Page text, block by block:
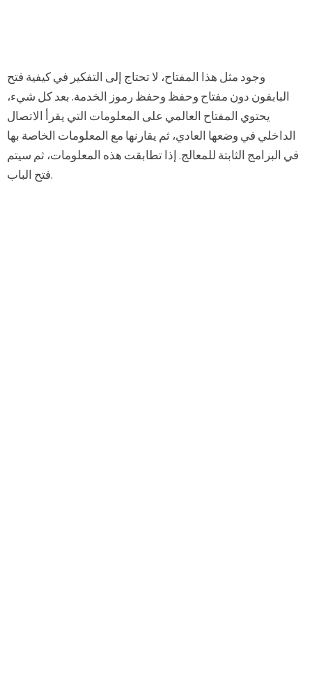
وجود مثل هذا المفتاح، لا تحتاج إلى التفكير في كيفية فتح
البابفون دون مفتاح وحفظ وحفظ رموز الخدمة. بعد كل شيء،
يحتوي المفتاح العالمي على المعلومات التي يقرأ الاتصال
الداخلي في وضعها العادي، ثم يقارنها مع المعلومات الخاصة بها
في البرامج الثابتة للمعالج. إذا تطابقت هذه المعلومات، ثم سيتم
فتح الباب.